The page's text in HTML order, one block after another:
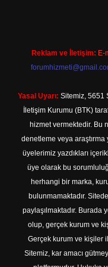
Reklam ve İletişim: E-
Yasal Uyarı: Sitemiz, 5651
İletişim Kurumu (BTK)
hizmet vermektedir. Bu
denetleme veya
üyelerimiz yazdıkları
üye olarak bu
herhangi bir marka,
bulunmamaktadır.
paylaşılmaktadır. Burada
olup, gerçek kurum ve
Gerçek kurum ve kişiler
Sitemiz, kar amacı